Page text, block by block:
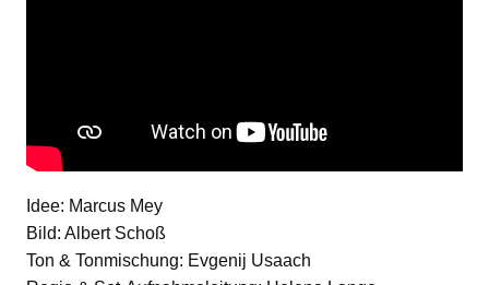
Idee: Marcus Mey
Bild: Albert Schoß
Ton & Tonmischung: Evgenij Usaach